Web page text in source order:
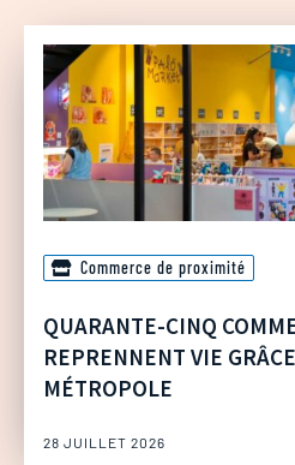
Commerce de proximité
QUARANTE-CINQ
REPRENNENT VIE
MÉTROPOLE
28 JUILLET 2026